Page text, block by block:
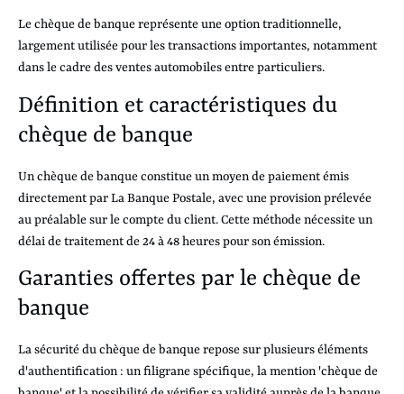
Le chèque de banque représente une option traditionnelle,
largement utilisée pour les transactions importantes, notamment
dans le cadre des ventes automobiles entre particuliers.
Définition et caractéristiques du
chèque de banque
Un chèque de banque constitue un moyen de paiement émis
directement par La Banque Postale, avec une provision prélevée
au préalable sur le compte du client. Cette méthode nécessite un
délai de traitement de 24 à 48 heures pour son émission.
Garanties offertes par le chèque de
banque
La sécurité du chèque de banque repose sur plusieurs éléments
d'authentification : un filigrane spécifique, la mention 'chèque de